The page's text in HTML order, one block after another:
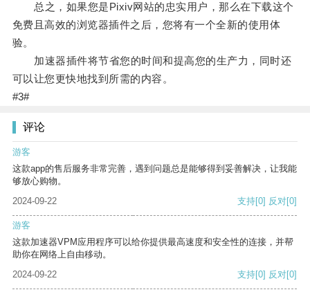
总之，如果您是Pixiv网站的忠实用户，那么在下载这个
免费且高效的浏览器插件之后，您将有一个全新的使用体
验。
加速器插件将节省您的时间和提高您的生产力，同时还
可以让您更快地找到所需的内容。
#3#
评论
游客
这款app的售后服务非常完善，遇到问题总是能够得到妥善解决，让我能
够放心购物。
2024-09-22
支持[0] 反对[0]
游客
这款加速器VPM应用程序可以给你提供最高速度和安全性的连接，并帮
助你在网络上自由移动。
2024-09-22
支持[0] 反对[0]